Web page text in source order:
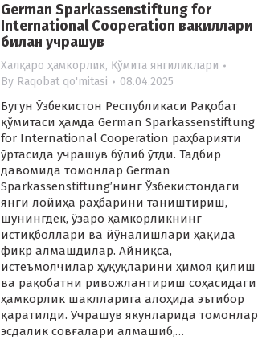
German Sparkassenstiftung for
International Cooperation вакиллари
билан учрашув
Халқаро ҳамкорлик, Қўмита янгиликлари
By Raqobat qo'mitasi 08.04.2025
Бугун Ўзбекистон Республикаси Рақобат
қўмитаси ҳамда German Sparkassenstiftung
for International Cooperation раҳбарияти
ўртасида учрашув бўлиб ўтди. Тадбир
давомида томонлар German
Sparkassenstiftung’нинг Ўзбекистондаги
янги лойиҳа раҳбарини таништириш,
шунингдек, ўзаро ҳамкорликнинг
истиқболлари ва йўналишлари ҳақида
фикр алмашдилар. Айниқса,
истеъмолчилар ҳуқуқларини ҳимоя қилиш
ва рақобатни ривожлантириш соҳасидаги
ҳамкорлик шаклларига алоҳида эътибор
қаратилди. Учрашув якунларида томонлар
эсдалик совғалари алмашиб,…